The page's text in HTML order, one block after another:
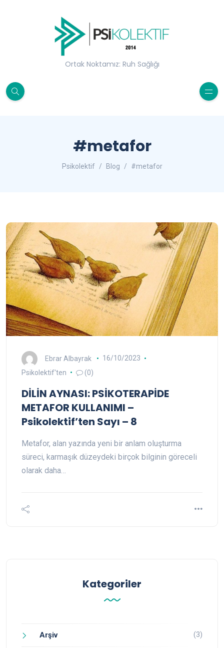
Ortak Noktamız: Ruh Sağlığı
#metafor
Psikolektif Blog #metafor
Ebrar Albayrak
16/10/2023
Psikolektif'ten
(0)
DİLİN AYNASI: PSİKOTERAPİDE
METAFOR KULLANIMI –
Psikolektif’ten Sayı – 8
Metafor, alan yazında yeni bir anlam oluşturma
süreci, karmaşık düzeydeki birçok bilginin göreceli
olarak daha…
Kategoriler
Arşiv (3)